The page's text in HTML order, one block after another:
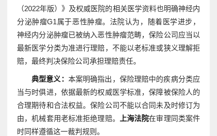
（2022年版）》及权威医院的相关医学资料也明确神经内
分泌肿瘤G1属于恶性肿瘤。法院认为，随着医学进步，
神经内分泌肿瘤已被纳入恶性肿瘤范畴，保险公司应当以
最新医学分类为准进行理赔，不能以老标准或狭义理解拒
赔，最终判决保险公司承担理赔责任。
典型意义： 本案明确指出，保险理赔中的疾病分类应
当与时俱进，依据最新的权威医学标准，保障被保险人的
合理期待和合法权益。保险公司不能以合同未及时修订为
由，机械套用老标准拒绝理赔。
上海法院在审理同类案件
时同样遵循这一裁判规则。